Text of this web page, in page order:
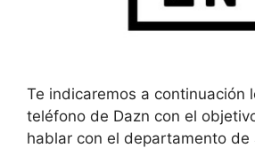
Te indicaremos a continuación
teléfono de Dazn con el
hablar con el departamento de